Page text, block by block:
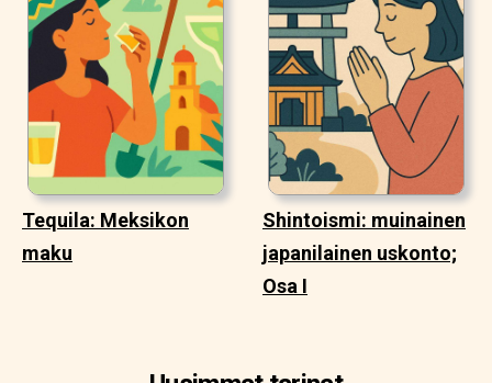
Tequila: Meksikon
maku
Shintoismi: muinainen
japanilainen uskonto;
Osa I